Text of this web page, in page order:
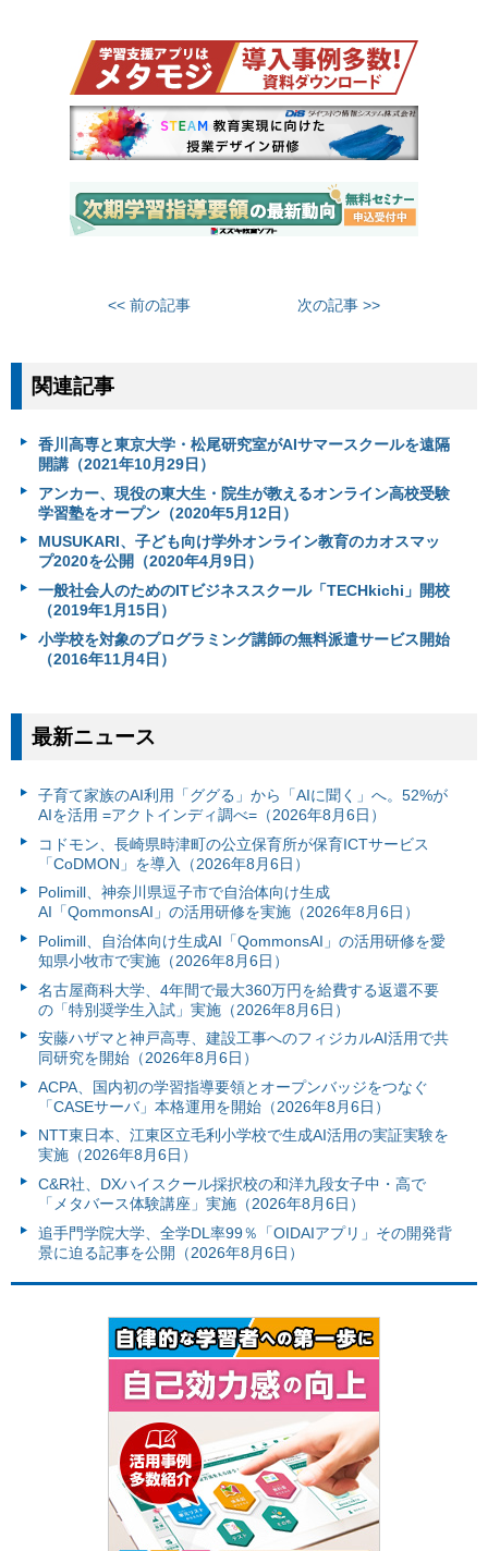
<< 前の記事 次の記事 >>
関連記事
香川高専と東京大学・松尾研究室がAIサマースクールを遠隔
開講（2021年10月29日）
アンカー、現役の東大生・院生が教えるオンライン高校受験
学習塾をオープン（2020年5月12日）
MUSUKARI、子ども向け学外オンライン教育のカオスマッ
プ2020を公開（2020年4月9日）
一般社会人のためのITビジネススクール「TECHkichi」開校
（2019年1月15日）
小学校を対象のプログラミング講師の無料派遣サービス開始
（2016年11月4日）
最新ニュース
子育て家族のAI利用「ググる」から「AIに聞く」へ。52%が
AIを活用 =アクトインディ調べ=（2026年8月6日）
コドモン、長崎県時津町の公立保育所が保育ICTサービス
「CoDMON」を導入（2026年8月6日）
Polimill、神奈川県逗子市で自治体向け生成
AI「QommonsAI」の活用研修を実施（2026年8月6日）
Polimill、自治体向け生成AI「QommonsAI」の活用研修を愛
知県小牧市で実施（2026年8月6日）
名古屋商科大学、4年間で最大360万円を給費する返還不要
の「特別奨学生入試」実施（2026年8月6日）
安藤ハザマと神戸高専、建設工事へのフィジカルAI活用で共
同研究を開始（2026年8月6日）
ACPA、国内初の学習指導要領とオープンバッジをつなぐ
「CASEサーバ」本格運用を開始（2026年8月6日）
NTT東日本、江東区立毛利小学校で生成AI活用の実証実験を
実施（2026年8月6日）
C&R社、DXハイスクール採択校の和洋九段女子中・高で
「メタバース体験講座」実施（2026年8月6日）
追手門学院大学、全学DL率99％「OIDAIアプリ」その開発背
景に迫る記事を公開（2026年8月6日）